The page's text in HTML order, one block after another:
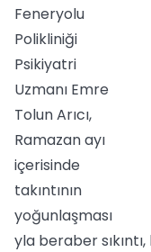
Feneryolu
Polikliniği
Psikiyatri
Uzmanı Emre
Tolun Arıcı,
Ramazan ayı
içerisinde
takıntının
yoğunlaşması
yla beraber